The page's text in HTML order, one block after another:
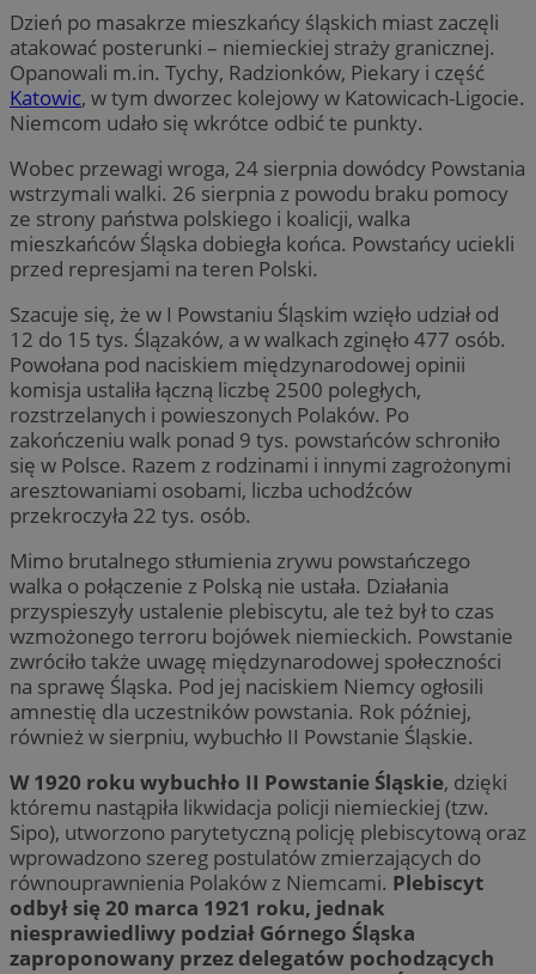
Dzień po masakrze mieszkańcy śląskich miast zaczęli
atakować posterunki – niemieckiej straży granicznej.
Opanowali m.in. Tychy, Radzionków, Piekary i część
Katowic, w tym dworzec kolejowy w Katowicach-Ligocie.
Niemcom udało się wkrótce odbić te punkty.
Wobec przewagi wroga, 24 sierpnia dowódcy Powstania
wstrzymali walki. 26 sierpnia z powodu braku pomocy
ze strony państwa polskiego i koalicji, walka
mieszkańców Śląska dobiegła końca. Powstańcy uciekli
przed represjami na teren Polski.
Szacuje się, że w I Powstaniu Śląskim wzięło udział od
12 do 15 tys. Ślązaków, a w walkach zginęło 477 osób.
Powołana pod naciskiem międzynarodowej opinii
komisja ustaliła łączną liczbę 2500 poległych,
rozstrzelanych i powieszonych Polaków. Po
zakończeniu walk ponad 9 tys. powstańców schroniło
się w Polsce. Razem z rodzinami i innymi zagrożonymi
aresztowaniami osobami, liczba uchodźców
przekroczyła 22 tys. osób.
Mimo brutalnego stłumienia zrywu powstańczego
walka o połączenie z Polską nie ustała. Działania
przyspieszyły ustalenie plebiscytu, ale też był to czas
wzmożonego terroru bojówek niemieckich. Powstanie
zwróciło także uwagę międzynarodowej społeczności
na sprawę Śląska. Pod jej naciskiem Niemcy ogłosili
amnestię dla uczestników powstania. Rok później,
również w sierpniu, wybuchło II Powstanie Śląskie.
W 1920 roku wybuchło II Powstanie Śląskie, dzięki
któremu nastąpiła likwidacja policji niemieckiej (tzw.
Sipo), utworzono parytetyczną policję plebiscytową oraz
wprowadzono szereg postulatów zmierzających do
równouprawnienia Polaków z Niemcami. Plebiscyt
odbył się 20 marca 1921 roku, jednak
niesprawiedliwy podział Górnego Śląska
zaproponowany przez delegatów pochodzących